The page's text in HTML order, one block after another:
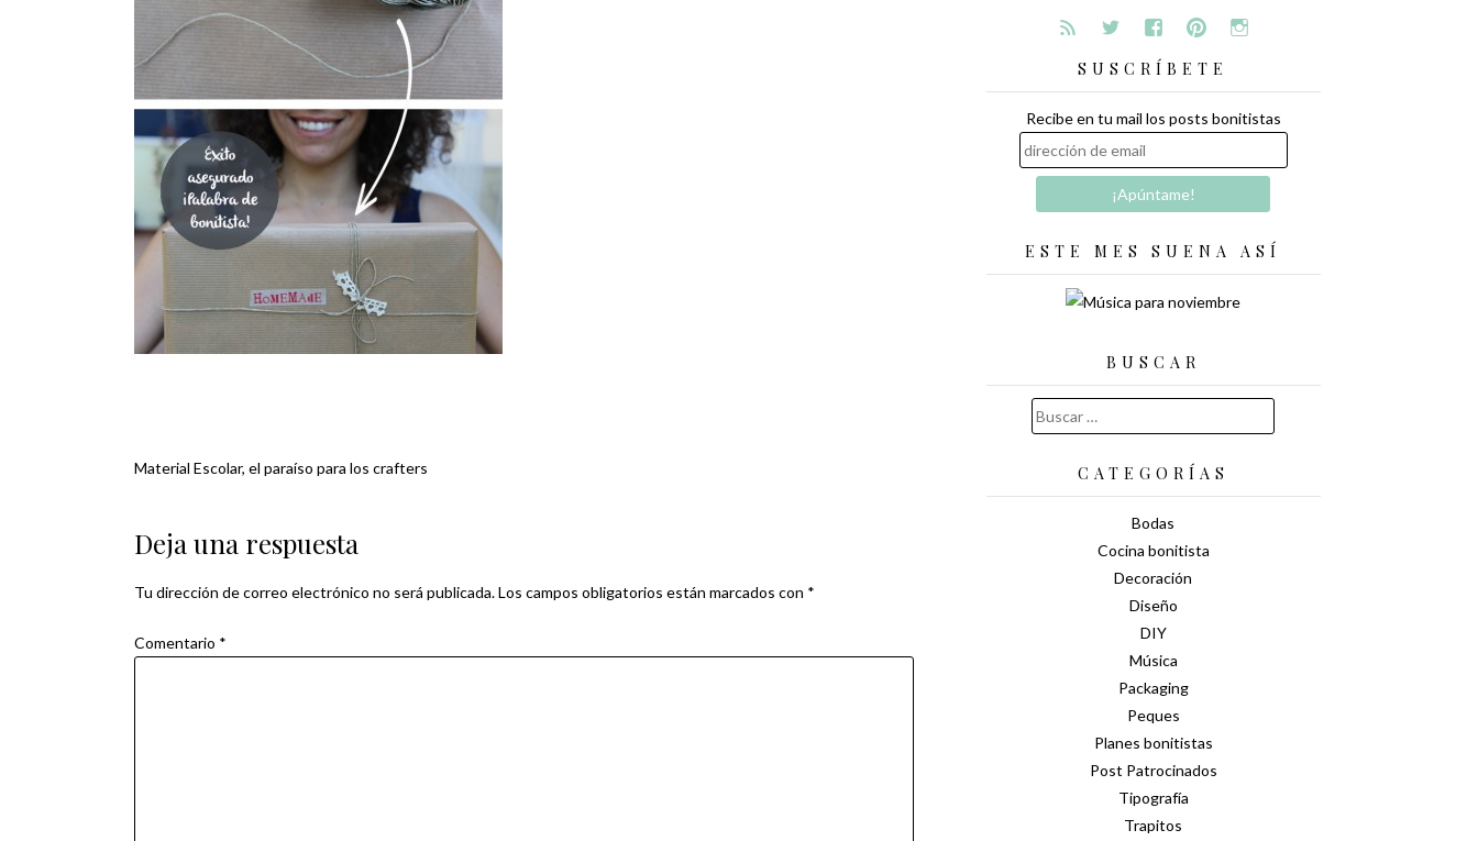
Navegación
de
entradas
Material Escolar, el paraíso para los crafters
Deja una respuesta
Tu dirección de correo electrónico no será publicada.Los campos obligatorios están marcados con *
Comentario *
SUSCRÍBETE
Recibe en tu mail los posts bonitistas
ESTE MES SUENA ASÍ
BUSCAR
Buscar:
CATEGORÍAS
Bodas
Cocina bonitista
Decoración
Diseño
DIY
Música
Packaging
Peques
Planes bonitistas
Post Patrocinados
Tipografía
Trapitos